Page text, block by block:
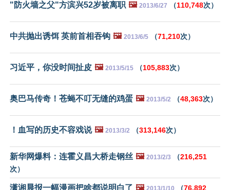
"防火墙之父"方滨兴52岁被离职 🖼️ 2013/6/27 （110,748次）
中共抛出诱饵 英前首相吞钩 🖼️ 2013/6/5 （71,210次）
习近平，你没时间扯皮 🖼️ 2013/5/15 （105,883次）
奥巴马传奇！苍蝇不叮无缝的鸡蛋 🖼️ 2013/5/2 （48,363次）
！血写的历史不容戏说 🖼️ 2013/3/2 （313,146次）
新华网爆料：连霍义昌大桥走钢丝 🖼️ 2013/2/3 （216,251
次）
潇湘晨报一幅漫画把啥都说明白了 🖼️ 2013/1/10 （76,892